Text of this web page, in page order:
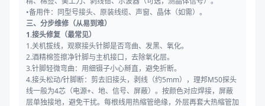
•备用件：同型号接头、原装线缆、声窗、晶体（如需）。
三、分步维修（从易到难）
1.接头修复（最常见）
1.关机拔线，观察接头针脚是否弯曲、发黑、氧化。
2.酒精棉签擦净针脚与主机接口，去除氧化层。
3.针脚轻微弯曲：用细镊子小心掰直，避免折断。
4.接头松动/针脚断：剪去旧接头，剥线（约5mm），理邦M50探头
线一般为4芯（电源+、地、信号、屏蔽）。按颜色对应焊接，屏蔽
层单独接地，避免干扰。每根线用热缩管绝缘，外层再套大热缩管加